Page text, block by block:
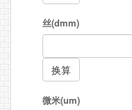
丝(dmm)
微米(um)